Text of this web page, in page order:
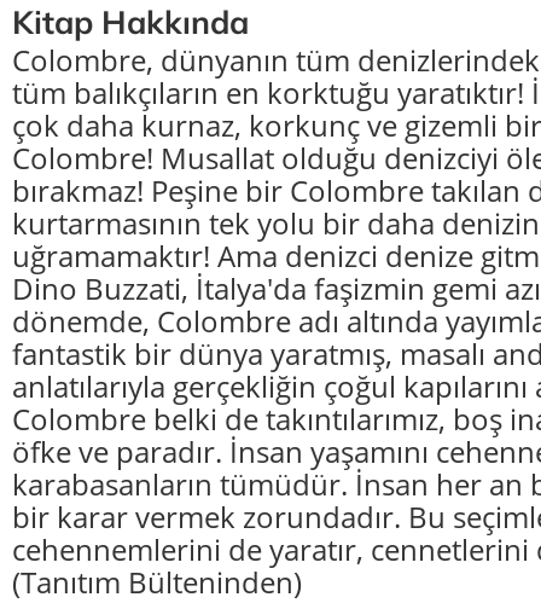
Kitap Hakkında
Colombre, dünyanın tüm
tüm balıkçıların en korktuğu
çok daha kurnaz, korkunç ve gizemli bir
Colombre! Musallat olduğu denizciyi
bırakmaz! Peşine bir Colombre takılan
kurtarmasının tek yolu bir daha denizin
uğramamaktır! Ama denizci denize
Dino Buzzati, İtalya'da faşizmin gemi
dönemde, Colombre adı altında
fantastik bir dünya yaratmış, masalı
anlatılarıyla gerçekliğin çoğul kapılarını
Colombre belki de takıntılarımız, boş
öfke ve paradır. İnsan yaşamını
karabasanların tümüdür. İnsan her an
bir karar vermek zorundadır. Bu
cehennemlerini de yaratır, cennetlerini
(Tanıtım Bülteninden)